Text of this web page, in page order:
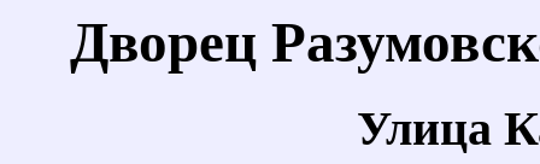
Дворец
Улица